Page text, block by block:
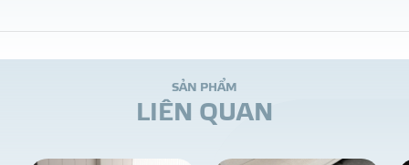
SẢN PHẨM
LIÊN QUAN